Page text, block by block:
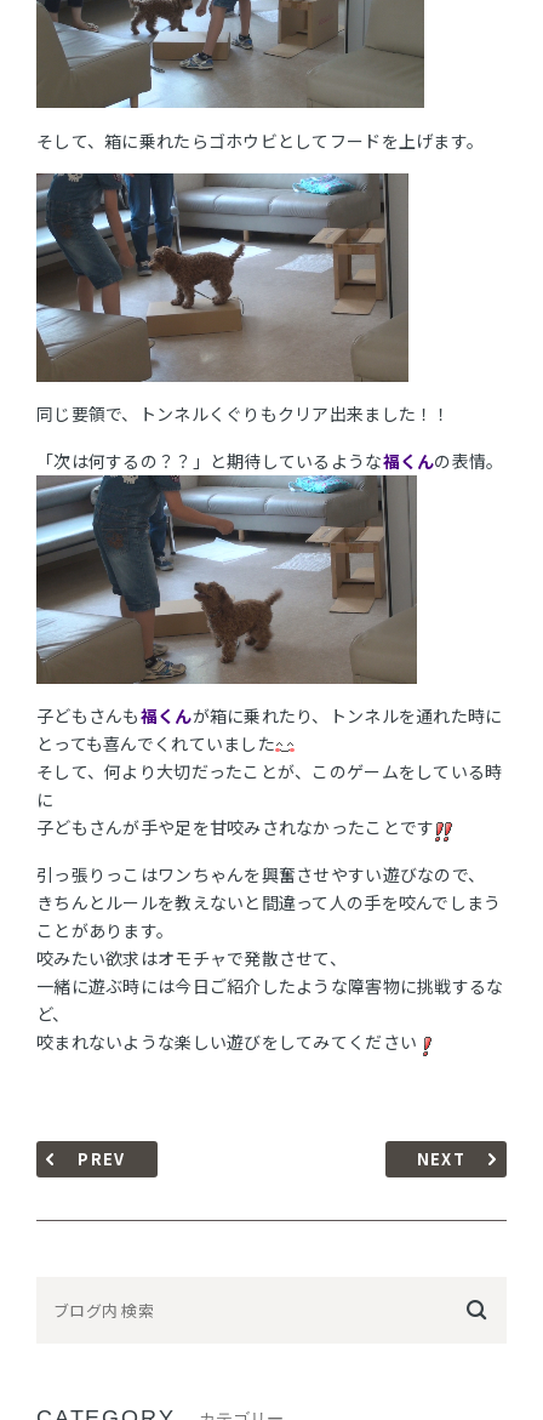
そして、箱に乗れたらゴホウビとしてフードを上げます。
同じ要領で、トンネルくぐりもクリア出来ました！！
「次は何するの？？」と期待しているような福くんの表情。
子どもさんも福くんが箱に乗れたり、トンネルを通れた時に
とっても喜んでくれていました
そして、何より大切だったことが、このゲームをしている時
に
子どもさんが手や足を甘咬みされなかったことです
引っ張りっこはワンちゃんを興奮させやすい遊びなので、
きちんとルールを教えないと間違って人の手を咬んでしまう
ことがあります。
咬みたい欲求はオモチャで発散させて、
一緒に遊ぶ時には今日ご紹介したような障害物に挑戦するな
ど、
咬まれないような楽しい遊びをしてみてください
PREV NEXT